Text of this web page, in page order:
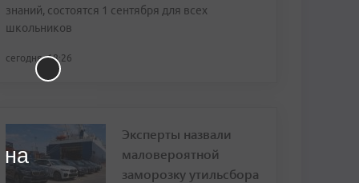
знаний, состоятся 1 сентября для всех
школьников
сегодня, 18:26
Эксперты назвали
маловероятной
заморозку утильсбора